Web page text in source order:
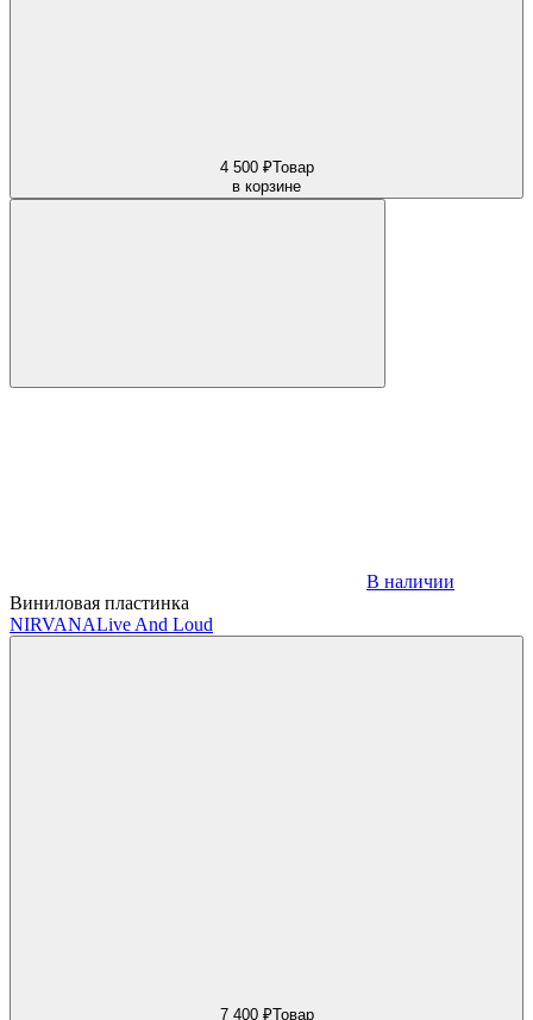
4 500 ₽Товар
в корзине
В наличии
Виниловая пластинка
NIRVANALive And Loud
7 400 ₽Товар